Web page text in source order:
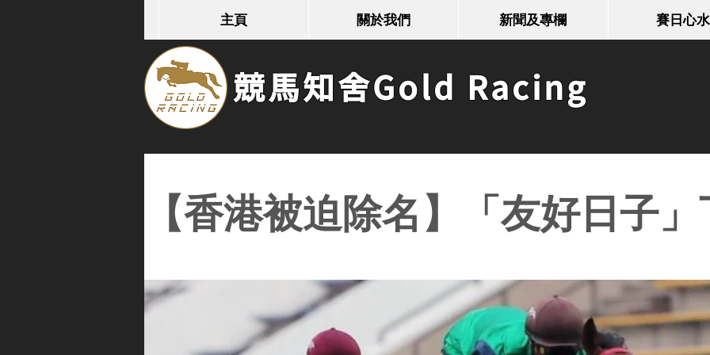
主頁 關於我們 新聞及專欄 賽日心水
競馬知舍Gold Racing
【香港被迫除名】「友好日子